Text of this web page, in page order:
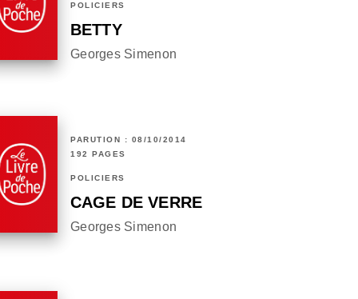
POLICIERS
BETTY
Georges Simenon
PARUTION : 08/10/2014
192 PAGES
POLICIERS
CAGE DE VERRE
Georges Simenon